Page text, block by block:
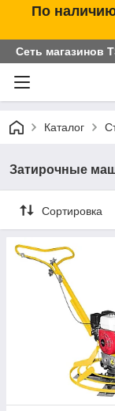
По
Сеть магазинов
Каталог
Затирочные
Сортировка